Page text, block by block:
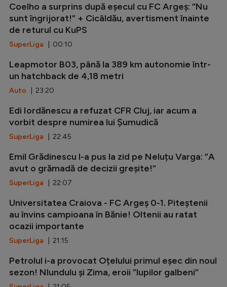
Coelho a surprins după eșecul cu FC Argeș: ”Nu
sunt îngrijorat!” + Cicâldău, avertisment înainte
de returul cu KuPS
SuperLiga | 00:10
Leapmotor B03, până la 389 km autonomie într-
un hatchback de 4,18 metri
Auto | 23:20
Edi Iordănescu a refuzat CFR Cluj, iar acum a
vorbit despre numirea lui Șumudică
SuperLiga | 22:45
Emil Grădinescu l-a pus la zid pe Neluțu Varga: ”A
avut o grămadă de decizii greșite!”
SuperLiga | 22:07
Universitatea Craiova - FC Argeș 0-1. Piteștenii
au învins campioana în Bănie! Oltenii au ratat
ocazii importante
SuperLiga | 21:15
Petrolul i-a provocat Oțelului primul eșec din noul
sezon! Nlundulu și Zima, eroii ”lupilor galbeni”